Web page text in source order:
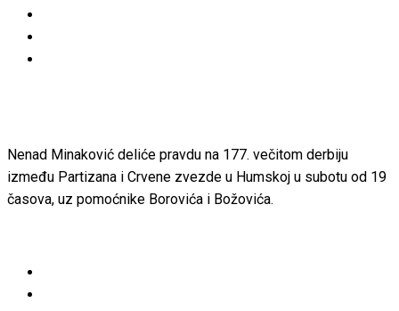
Nenad Minaković deliće pravdu na 177. večitom derbiju
između Partizana i Crvene zvezde u Humskoj u subotu od 19
časova, uz pomoćnike Borovića i Božovića.